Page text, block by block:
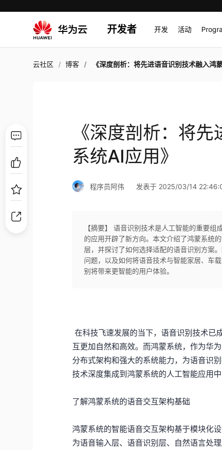
开发者 开发 活动
云社区 博客 《深度剖析：将先进语音识别技术融入鸿蒙系统AI应
《深度剖析：将
系统AI应用》
程序员阿伟 发表于 2025/03/14
【摘要】 语音识别技术是人工智能的重要
的应用开辟了新方向。本文介绍了鸿蒙系统
层，并探讨了如何选择适配的语音识别方案
问题，以及如何将语音技术与智能家居、车
别将带来更智能的用户体验。
在科技飞速发展的当下，语音识别技术已
互更加自然和高效。而鸿蒙系统，作为华
分布式架构和强大的系统能力，为语音识
技术深度集成到鸿蒙系统的人工智能应用
了解鸿蒙系统的语音交互架构基础
鸿蒙系统的智能语音交互架构基于模块化
为语音输入层、语音识别层、自然语言处